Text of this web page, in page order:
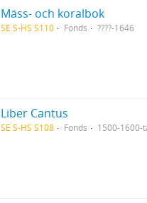
Mäss- och koralbok
SE S-HS S110 Fonds ????-1646
Liber Cantus
SE S-HS S108 Fonds 1500-1600-